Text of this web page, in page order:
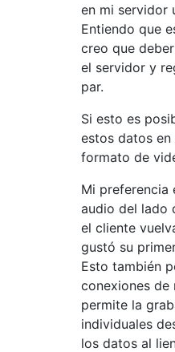
en mi servidor
Entiendo que
creo que
el servidor y
par.
Si esto es
estos datos
formato de
Mi preferencia
audio del lado
el cliente
gustó su
Esto también
conexiones
permite la
individuales
los datos al